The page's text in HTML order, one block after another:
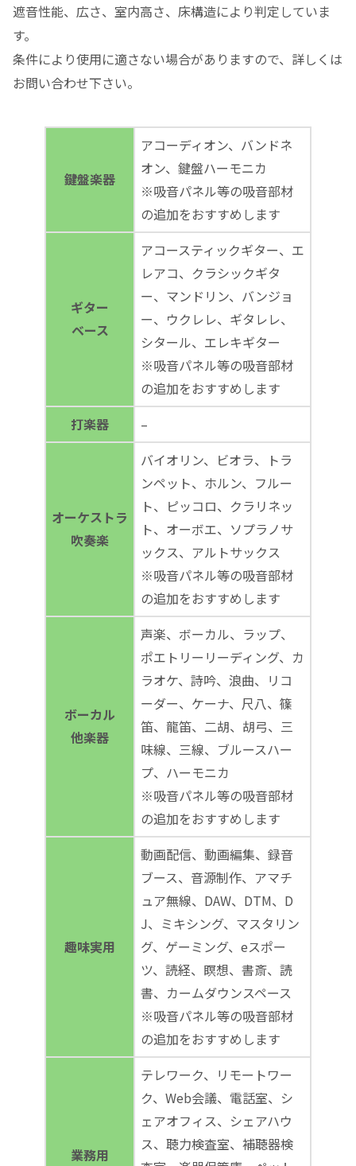
遮音性能、広さ、室内高さ、床構造により判定していま
す。
条件により使用に適さない場合がありますので、詳しくは
お問い合わせ下さい。
鍵盤楽器
アコーディオン、バンドネ
オン、鍵盤ハーモニカ
※吸音パネル等の吸音部材
の追加をおすすめします
ギター
ベース
アコースティックギター、エ
レアコ、クラシックギタ
ー、マンドリン、バンジョ
ー、ウクレレ、ギタレレ、
シタール、エレキギター
※吸音パネル等の吸音部材
の追加をおすすめします
打楽器
–
オーケストラ
吹奏楽
バイオリン、ビオラ、トラ
ンペット、ホルン、フルー
ト、ピッコロ、クラリネッ
ト、オーボエ、ソプラノサ
ックス、アルトサックス
※吸音パネル等の吸音部材
の追加をおすすめします
ボーカル
他楽器
声楽、ボーカル、ラップ、
ポエトリーリーディング、カ
ラオケ、詩吟、浪曲、リコ
ーダー、ケーナ、尺八、篠
笛、龍笛、二胡、胡弓、三
味線、三線、ブルースハー
プ、ハーモニカ
※吸音パネル等の吸音部材
の追加をおすすめします
趣味実用
動画配信、動画編集、録音
ブース、音源制作、アマチ
ュア無線、DAW、DTM、D
J、ミキシング、マスタリン
グ、ゲーミング、eスポー
ツ、読経、瞑想、書斎、読
書、カームダウンスペース
※吸音パネル等の吸音部材
の追加をおすすめします
業務用
テレワーク、リモートワー
ク、Web会議、電話室、シ
ェアオフィス、シェアハウ
ス、聴力検査室、補聴器検